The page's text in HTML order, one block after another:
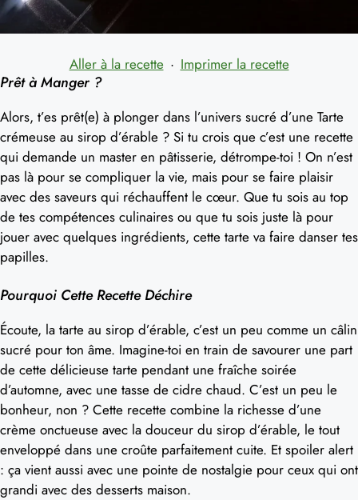
Aller à la recette · Imprimer la recette
Prêt à Manger ?
Alors, t’es prêt(e) à plonger dans l’univers sucré d’une Tarte
crémeuse au sirop d’érable ? Si tu crois que c’est une recette
qui demande un master en pâtisserie, détrompe-toi ! On n’est
pas là pour se compliquer la vie, mais pour se faire plaisir
avec des saveurs qui réchauffent le cœur. Que tu sois au top
de tes compétences culinaires ou que tu sois juste là pour
jouer avec quelques ingrédients, cette tarte va faire danser tes
papilles.
Pourquoi Cette Recette Déchire
Écoute, la tarte au sirop d’érable, c’est un peu comme un câlin
sucré pour ton âme. Imagine-toi en train de savourer une part
de cette délicieuse tarte pendant une fraîche soirée
d’automne, avec une tasse de cidre chaud. C’est un peu le
bonheur, non ? Cette recette combine la richesse d’une
crème onctueuse avec la douceur du sirop d’érable, le tout
enveloppé dans une croûte parfaitement cuite. Et spoiler alert
: ça vient aussi avec une pointe de nostalgie pour ceux qui ont
grandi avec des desserts maison.